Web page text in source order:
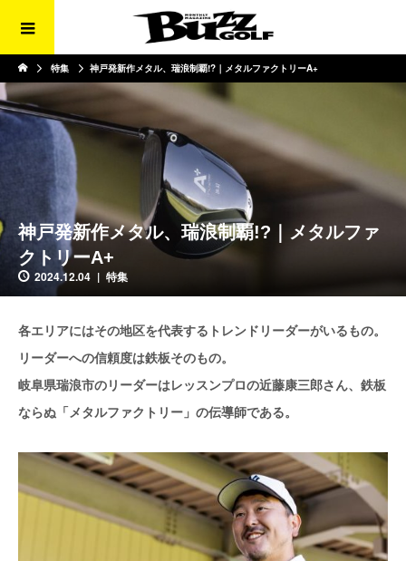
特集 神戸発新作メタル、瑞浪制覇!?｜メタルファクトリーA+
神戸発新作メタル、瑞浪制覇!?｜メタルファ
クトリーA+
2024.12.04 特集
各エリアにはその地区を代表するトレンドリーダーがいるもの。
リーダーへの信頼度は鉄板そのもの。
岐阜県瑞浪市のリーダーはレッスンプロの近藤康三郎さん、鉄板
ならぬ「メタルファクトリー」の伝導師である。